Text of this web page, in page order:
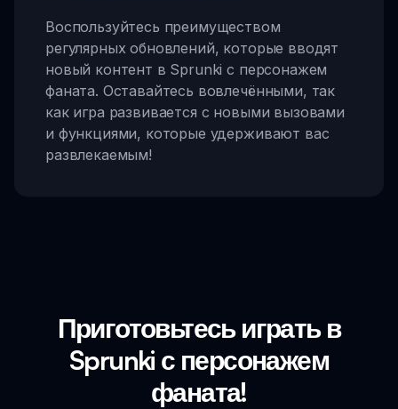
Воспользуйтесь преимуществом
регулярных обновлений, которые вводят
новый контент в Sprunki с персонажем
фаната. Оставайтесь вовлечёнными, так
как игра развивается с новыми вызовами
и функциями, которые удерживают вас
развлекаемым!
Приготовьтесь играть в
Sprunki с персонажем
фаната!